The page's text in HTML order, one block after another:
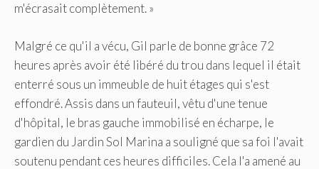
m'écrasait complètement. »
Malgré ce qu'il a vécu, Gil parle de bonne grâce 72
heures après avoir été libéré du trou dans lequel il était
enterré sous un immeuble de huit étages qui s'est
effondré. Assis dans un fauteuil, vêtu d'une tenue
d'hôpital, le bras gauche immobilisé en écharpe, le
gardien du Jardin Sol Marina a souligné que sa foi l'avait
soutenu pendant ces heures difficiles. Cela l'a amené au